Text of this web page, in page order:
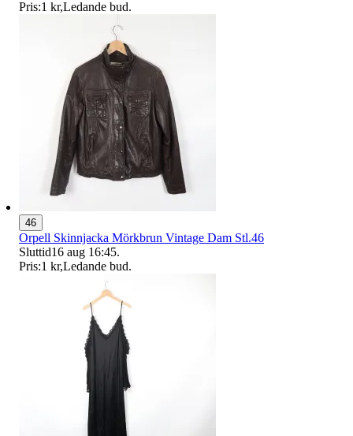
Pris:1 kr,Ledande bud.
46
Orpell Skinnjacka Mörkbrun Vintage Dam Stl.46
Sluttid16 aug 16:45.
Pris:1 kr,Ledande bud.